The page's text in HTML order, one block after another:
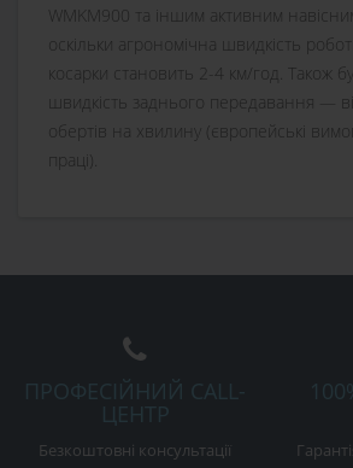
WMKM900 та іншим активним
оскільки агрономічна швидкість
косарки становить 2-4 км/год. Також
швидкість заднього передавання —
обертів на хвилину (європейські
праці).
ПРОФЕСІЙНИЙ CALL-
ЦЕНТР
Безкоштовні консультації